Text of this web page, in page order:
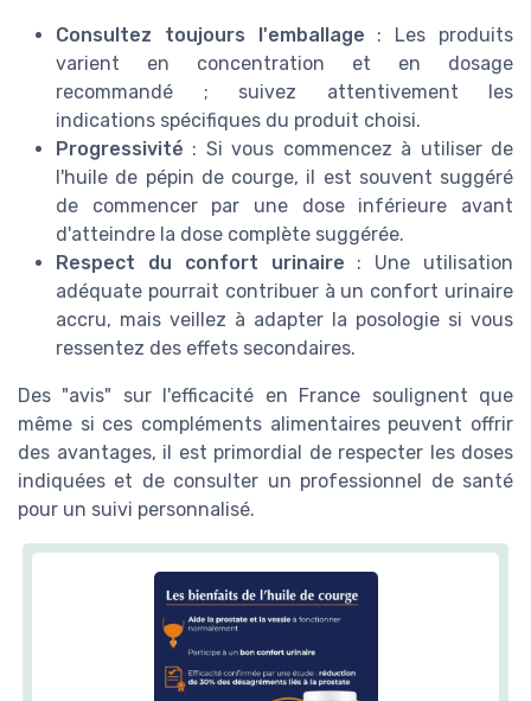
Consultez toujours l'emballage : Les produits
varient en concentration et en dosage
recommandé ; suivez attentivement les
indications spécifiques du produit choisi.
Progressivité : Si vous commencez à utiliser de
l'huile de pépin de courge, il est souvent suggéré
de commencer par une dose inférieure avant
d'atteindre la dose complète suggérée.
Respect du confort urinaire : Une utilisation
adéquate pourrait contribuer à un confort urinaire
accru, mais veillez à adapter la posologie si vous
ressentez des effets secondaires.
Des "avis" sur l'efficacité en France soulignent que
même si ces compléments alimentaires peuvent offrir
des avantages, il est primordial de respecter les doses
indiquées et de consulter un professionnel de santé
pour un suivi personnalisé.